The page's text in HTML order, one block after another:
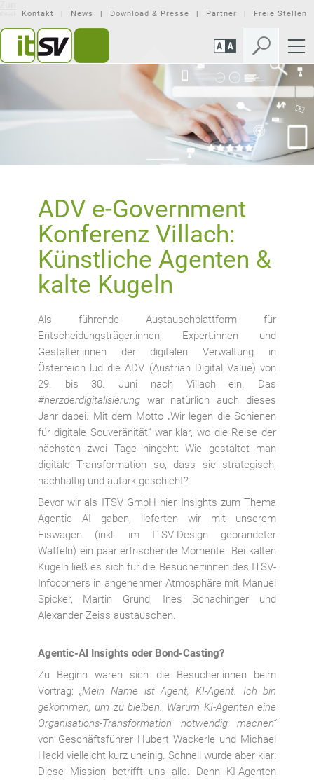
Seiteninhalt
springen
Mobilen
Navigation
springen
Kontakt News Download & Presse Partner Freie Stellen
ADV e-Government
Konferenz Villach:
Künstliche Agenten &
kalte Kugeln
Als führende Austauschplattform für
Entscheidungsträger:innen, Expert:innen und
Gestalter:innen der digitalen Verwaltung in
Österreich lud die ADV (Austrian Digital Value) von
29. bis 30. Juni nach Villach ein. Das
#herzderdigitalisierungwar natürlich auch dieses
Jahr dabei. Mit dem Motto „Wir legen die Schienen
für digitale Souveränität“ war klar, wo die Reise der
nächsten zwei Tage hingeht: Wie gestaltet man
digitale Transformation so, dass sie strategisch,
nachhaltig und autark geschieht?
Bevor wir als ITSV GmbH hier Insights zum Thema
Agentic AI gaben, lieferten wir mit unserem
Eiswagen (inkl. im ITSV-Design gebrandeter
Waffeln) ein paar erfrischende Momente. Bei kalten
Kugeln ließ es sich für die Besucher:innen des ITSV-
Infocorners in angenehmer Atmosphäre mit Manuel
Spicker, Martin Grund, Ines Schachinger und
Alexander Zeiss austauschen.
Agentic-AI Insights oder Bond-Casting?
Zu Beginn waren sich die Besucher:innen beim
Vortrag:„Mein Name ist Agent, KI-Agent. Ich bin
gekommen, um zu bleiben. Warum KI-Agenten eine
Organisations-Transformation notwendig machen“
von Geschäftsführer Hubert Wackerle und Michael
Hackl vielleicht kurz uneinig. Schnell wurde aber klar:
Diese Mission betrifft uns alle. Denn KI-Agenten